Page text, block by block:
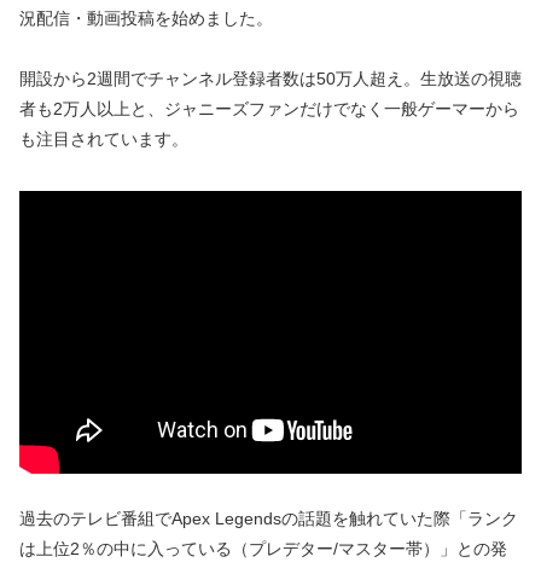
況配信・動画投稿を始めました。
開設から2週間でチャンネル登録者数は50万人超え。生放送の視聴
者も2万人以上と、ジャニーズファンだけでなく一般ゲーマーから
も注目されています。
過去のテレビ番組でApex Legendsの話題を触れていた際「ランク
は上位2％の中に入っている（プレデター/マスター帯）」との発